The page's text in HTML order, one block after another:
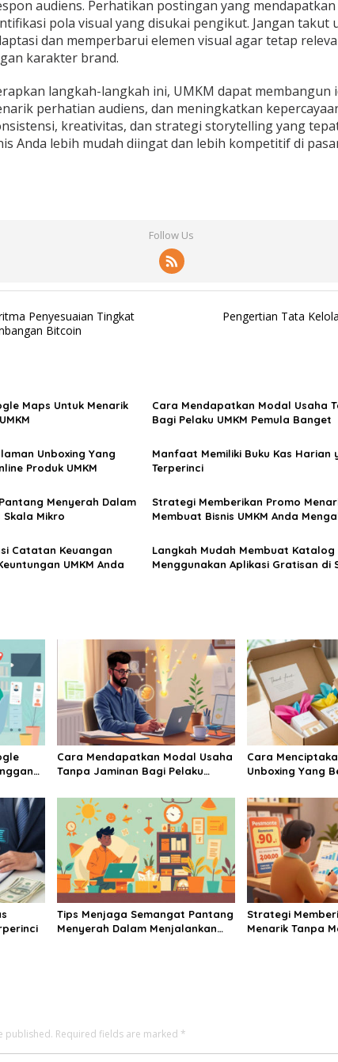
audiens. Perhatikan postingan yang
pola visual yang disukai pengikut. Jangan takut
dan memperbarui elemen visual agar tetap
karakter brand.
langkah-langkah ini, UMKM dapat membangun
perhatian audiens, dan meningkatkan
kreativitas, dan strategi storytelling yang
Anda lebih mudah diingat dan lebih kompetitif di
Follow Us
Penyesuaian Tingkat
Bitcoin
Pengertian Tata
Maps Untuk Menarik
Cara Mendapatkan Modal Usaha
Bagi Pelaku UMKM Pemula Banget
Unboxing Yang
Produk UMKM
Manfaat Memiliki Buku Kas Harian
Terperinci
Menyerah Dalam
Skala Mikro
Strategi Memberikan Promo
Membuat Bisnis UMKM Anda
Catatan Keuangan
UMKM Anda
Langkah Mudah Membuat
Menggunakan Aplikasi Gratisan di
Cara Mendapatkan Modal Usaha
Tanpa Jaminan Bagi Pelaku
Cara
Unboxing Yang
Tips Menjaga Semangat Pantang
Menyerah Dalam Menjalankan
Strategi
Menarik Tanpa
published. Required fields are marked *